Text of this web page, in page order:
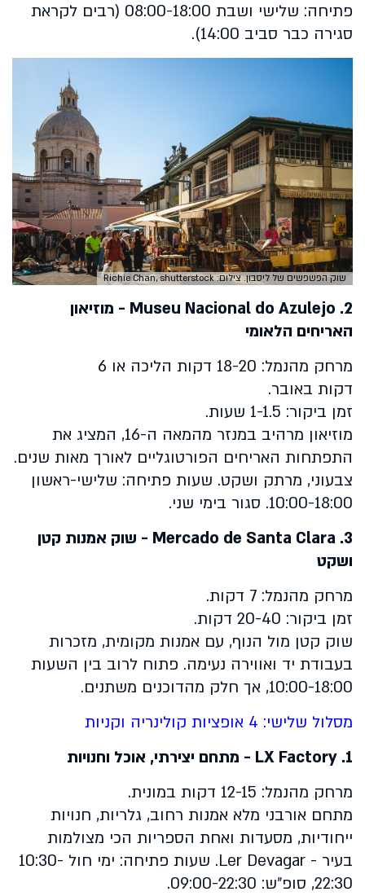
פתיחה: שלישי ושבת 08:00-18:00 (רבים לקראת
סגירה כבר סביב 14:00).
שוק הפשפשים של ליסבון. צילום: Richie Chan, shutterstock
2.
Museu Nacional do Azulejo - מוזיאון
האריחים הלאומי
מרחק מהנמל: 18-20 דקות הליכה או 6
דקות באובר.
זמן ביקור: 1-1.5 שעות.
מוזיאון מרהיב במנזר מהמאה ה-16, המציג את
התפתחות האריחים הפורטוגליים לאורך מאות שנים.
צבעוני, מרתק ושקט. שעות פתיחה: שלישי-ראשון
10:00-18:00. סגור בימי שני.
3.
Mercado de Santa Clara - שוק אמנות קטן
ושקט
מרחק מהנמל: 7 דקות.
זמן ביקור: 20-40 דקות.
שוק קטן מול הנוף, עם אמנות מקומית, מזכרות
בעבודת יד ואווירה נעימה. פתוח לרוב בין השעות
10:00-18:00, אך חלק מהדוכנים משתנים.
מסלול שלישי: 4 אופציות קולינריה וקניות
1.
LX Factory - מתחם יצירתי, אוכל וחנויות
מרחק מהנמל: 12-15 דקות במונית.
מתחם אורבני מלא אמנות רחוב, גלריות, חנויות
ייחודיות, מסעדות ואחת הספריות הכי מצולמות
בעיר - Ler Devagar
. שעות פתיחה: ימי חול 10:30-
22:30, סופ״ש: 09:00-22:30.